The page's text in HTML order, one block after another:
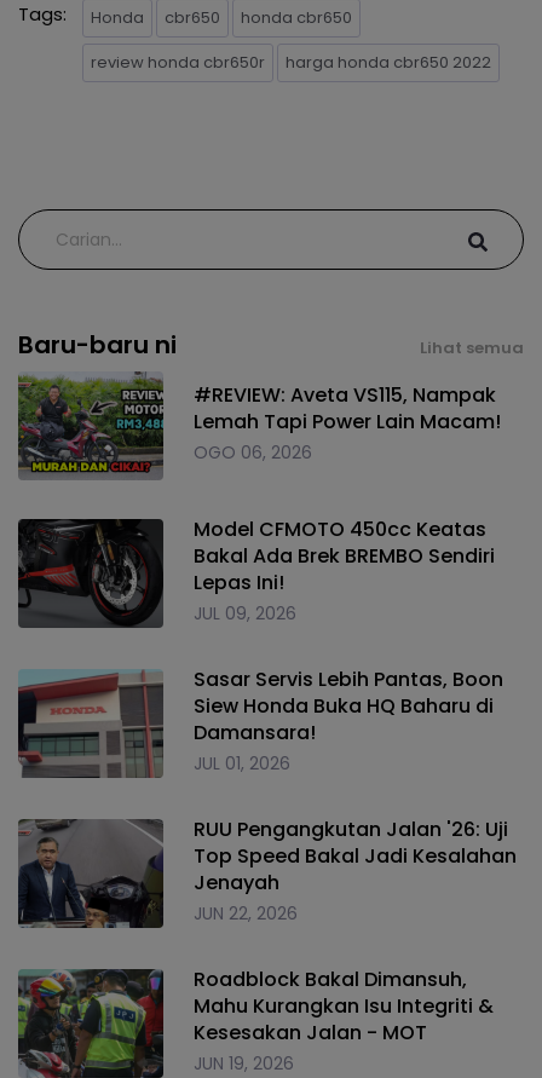
Tags: Honda cbr650
honda cbr650
review honda cbr650r
harga honda cbr650 2022
Baru-baru ni Lihat semua
#REVIEW: Aveta VS115, Nampak
Lemah Tapi Power Lain Macam!
OGO 06, 2026
Model CFMOTO 450cc Keatas
Bakal Ada Brek BREMBO Sendiri
Lepas Ini!
JUL 09, 2026
Sasar Servis Lebih Pantas, Boon
Siew Honda Buka HQ Baharu di
Damansara!
JUL 01, 2026
RUU Pengangkutan Jalan '26: Uji
Top Speed Bakal Jadi Kesalahan
Jenayah
JUN 22, 2026
Roadblock Bakal Dimansuh,
Mahu Kurangkan Isu Integriti &
Kesesakan Jalan - MOT
JUN 19, 2026